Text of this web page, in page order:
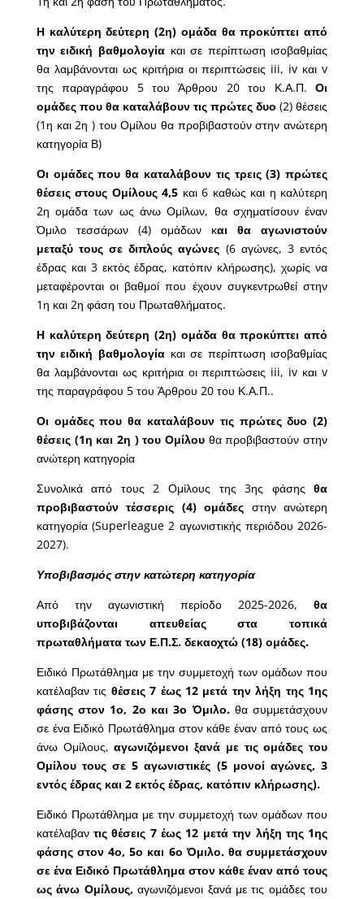
Η καλύτερη δεύτερη (2η) ομάδα θα προκύπτει από
την ειδική βαθμολογίακαι σε περίπτωση ισοβαθμίας
θα λαμβάνονται ως κριτήρια οι περιπτώσεις iii, iv και v
της παραγράφου 5 του Άρθρου 20 του Κ.Α.Π.Οι
ομάδες που θα καταλάβουν τις πρώτες δυο (2) θέσεις
(1η και 2η ) του Ομίλου θα προβιβαστούν στην ανώτερη
κατηγορία Β)
Οι ομάδες που θα καταλάβουν τις τρεις (3) πρώτες
θέσεις στους Ομίλους 4,5 και 6 καθώς και η καλύτερη
2η ομάδα των ως άνω Ομίλων, θα σχηματίσουν έναν
Όμιλο τεσσάρων (4) ομάδων και θα αγωνιστούν
μεταξύ τους σε διπλούς αγώνες (6 αγώνες, 3 εντός
έδρας και 3 εκτός έδρας, κατόπιν κλήρωσης), χωρίς να
μεταφέρονται οι βαθμοί που έχουν συγκεντρωθεί στην
1η και 2η φάση του Πρωταθλήματος.
Η καλύτερη δεύτερη (2η) ομάδα θα προκύπτει από
την ειδική βαθμολογίακαι σε περίπτωση ισοβαθμίας
θα λαμβάνονται ως κριτήρια οι περιπτώσεις iii, iv και v
της παραγράφου 5 του Άρθρου 20 του Κ.Α.Π..
Οι ομάδες που θα καταλάβουν τις πρώτες δυο (2)
θέσεις (1η και 2η ) του Ομίλου θα προβιβαστούν στην
ανώτερη κατηγορία
Συνολικά από τους 2 Ομίλους της 3ης φάσηςθα
προβιβαστούν τέσσερις (4) ομάδες στην ανώτερη
κατηγορία (Superleague 2 αγωνιστικής περιόδου 2026-
2027).
Υποβιβασμός στην κατώτερη κατηγορία
Από την αγωνιστική περίοδο 2025-2026,θα
υποβιβάζονται απευθείας στα τοπικά
πρωταθλήματα των Ε.Π.Σ. δεκαοχτώ (18) ομάδες.
Ειδικό Πρωτάθλημα με την συμμετοχή των ομάδων που
κατέλαβαν τις θέσεις 7 έως 12 μετά την λήξη της 1ης
φάσης στον 1ο, 2ο και 3ο Όμιλο.θα συμμετάσχουν
σε ένα Ειδικό Πρωτάθλημα στον κάθε έναν από τους ως
άνω Ομίλους, αγωνιζόμενοι ξανά με τις ομάδες του
Ομίλου τους σε 5 αγωνιστικές (5 μονοί αγώνες, 3
εντός έδρας και 2 εκτός έδρας, κατόπιν κλήρωσης).
Ειδικό Πρωτάθλημα με την συμμετοχή των ομάδων που
κατέλαβαντις θέσεις 7 έως 12 μετά την λήξη της 1ης
φάσης στον 4ο, 5ο και 6ο Όμιλο. θα συμμετάσχουν
σε ένα Ειδικό Πρωτάθλημα στον κάθε έναν από τους
ως άνω Ομίλους, αγωνιζόμενοι ξανά με τις ομάδες του